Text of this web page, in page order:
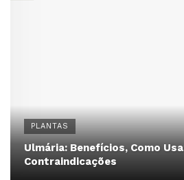
PLANTAS
Ulmária: Benefícios, Como
Contraindicações